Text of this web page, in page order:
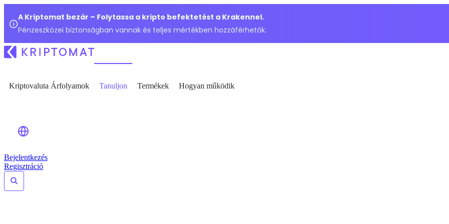
A Kriptomat bezár – Folytassa a kripto befektetést a Krakennel.
Pénzeszközei biztonságban vannak és teljes mértékben hozzáférhetők.
Kriptovaluta Árfolyamok Tanuljon Termékek Hogyan működik
Bejelentkezés
Regisztráció